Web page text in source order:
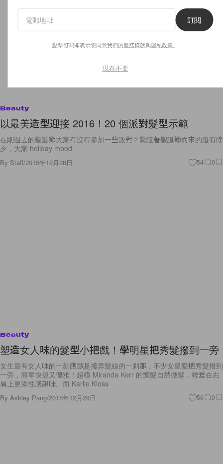
Beauty
以最美造型迎接 2016！20 個派對髮型示範
在剛過去的聖誕節大家有沒有參加一些派對？緊隨著聖誕節而來的還有除
夕，大家 holiday mood
By Staff/2015年12月28日 54 0
Beauty
塑造女人味的髮型小把戲！學明星把秀髮撥到一旁
女生最有女人味的一刻應該是撥弄髮絲的一剎那，不少女星愛把秀髮撥到
一旁，簡單快捷又優雅！超模 Miranda Kerr 的頭髮自然微鬈，輕垂在右
肩上更添性感韻味。而 Karlie Kloss
By Ashley Pang/2015年12月28日 56 0
訂閱
點擊訂閱即表示您同意我們的服務條款與隱私政策
現在不要